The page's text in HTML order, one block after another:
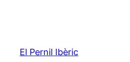
El Pernil Ibèric